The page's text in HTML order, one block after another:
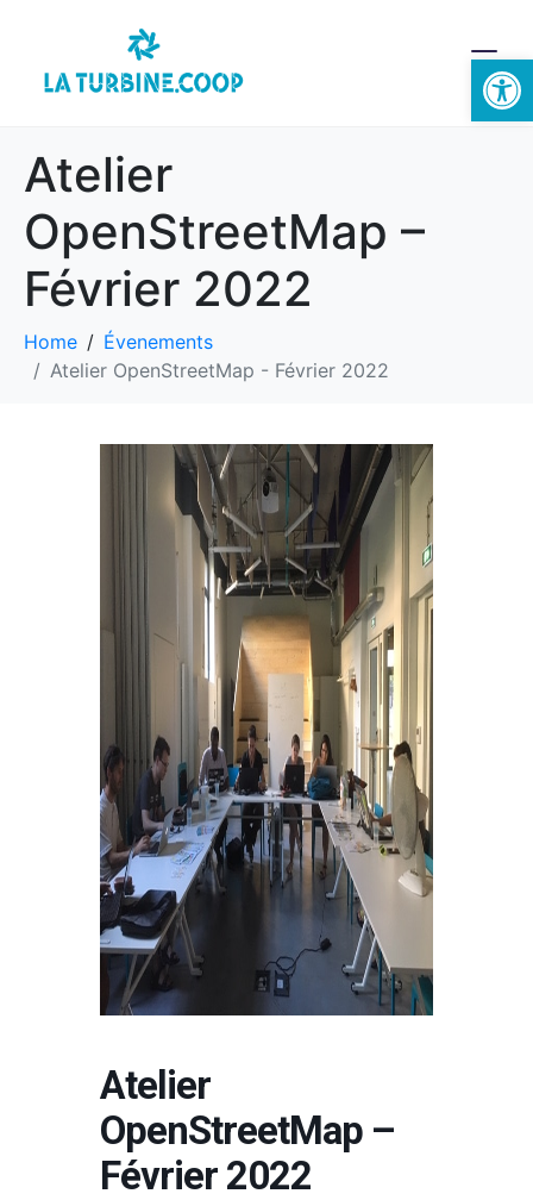
Ouvrir
Atelier
OpenStreetMap –
Février 2022
Home
Évenements
Atelier OpenStreetMap - Février 2022
Atelier
OpenStreetMap –
Février 2022